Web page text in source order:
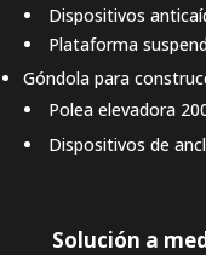
Dispositivos
Plataforma
Góndola para
Polea elevadora
Dispositivos de
Solución a